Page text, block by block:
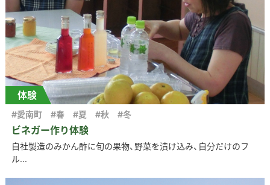
体験
ビネガー作り体験
#愛南町 #春 #夏 #秋 #冬
自社製造のみかん酢に旬の果物、野菜を漬け込み、自分だけのフ
ル...